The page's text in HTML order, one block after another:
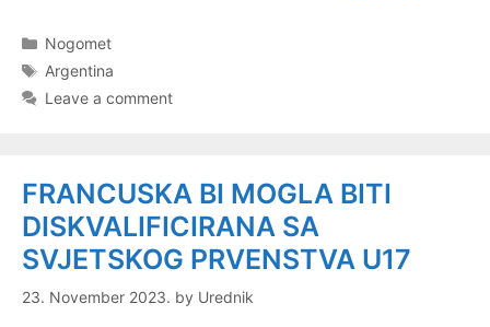
Categories
Nogomet
Tags
Argentina
Leave a comment
FRANCUSKA BI MOGLA BITI
DISKVALIFICIRANA SA
SVJETSKOG PRVENSTVA U17
23. November 2023. by Urednik